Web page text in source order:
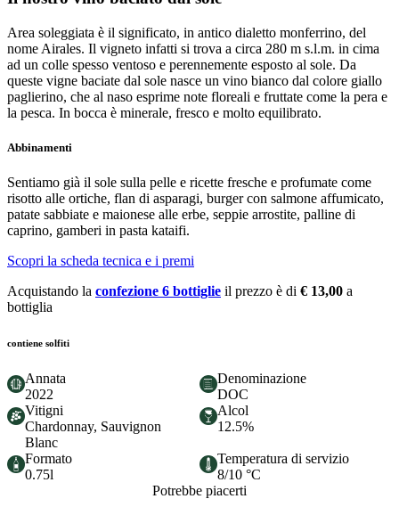
Area soleggiata è il significato, in antico dialetto monferrino, del
nome Airales. Il vigneto infatti si trova a circa 280 m s.l.m. in cima
ad un colle spesso ventoso e perennemente esposto al sole. Da
queste vigne baciate dal sole nasce un vino bianco dal colore giallo
paglierino, che al naso esprime note floreali e fruttate come la pera e
la pesca. In bocca è minerale, fresco e molto equilibrato.
Abbinamenti
Sentiamo già il sole sulla pelle e ricette fresche e profumate come
risotto alle ortiche, flan di asparagi, burger con salmone affumicato,
patate sabbiate e maionese alle erbe, seppie arrostite, palline di
caprino, gamberi in pasta kataifi.
Scopri la scheda tecnica e i premi
Acquistando la confezione 6 bottiglie il prezzo è di € 13,00 a
bottiglia
contiene solfiti
Annata
2022
Denominazione
DOC
Vitigni
Chardonnay, Sauvignon
Blanc
Alcol
12.5%
Formato
0.75l
Temperatura di servizio
8/10 °C
Potrebbe piacerti